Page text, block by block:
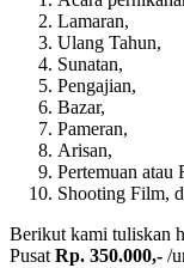
Lamaran,
Ulang Tahun,
Sunatan,
Pengajian,
Bazar,
Pameran,
Arisan,
Pertemuan atau
Shooting Film,
Berikut kami tuliskan
Pusat Rp. 350.000,- /